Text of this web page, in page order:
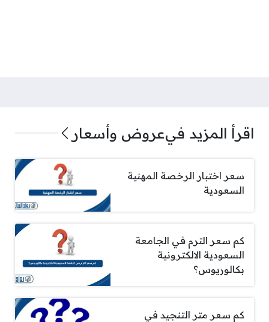
اقرأ المزيد فيعروض وأسعار
سعر اختبار الرخصة المهنية
السعودية
كم سعر الترم في الجامعة
السعودية الالكترونية
بكالوريوس؟
كم سعر متر التنجيد في